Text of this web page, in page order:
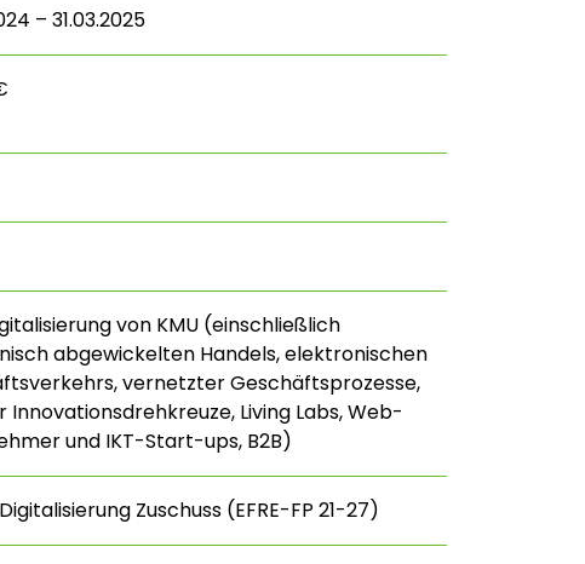
– 31.03.2025
von KMU (einschließlich
abgewickelten Handels, elektronischen
vernetzter Geschäftsprozesse,
Innovationsdrehkreuze, Living Labs, Web-
und IKT-Start-ups, B2B)
Zuschuss (EFRE-FP 21-27)